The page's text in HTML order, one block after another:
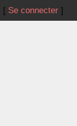
[ Se connecter]